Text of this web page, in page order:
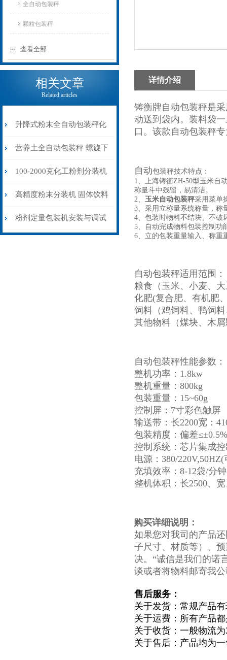
全自动包装秤
颗粒包装秤
查看全部
相关文章
Related articles
升降式粉末全自动包装秤化
工厂专用
营养土全自动包装秤 螺旋下
料不锈钢称重打包机
100-2000克化工粉剂分装机
螺旋下料品牌
高精度粉末分装机 固体饮料
粉末分装机器价格
粉剂定量包装机安装与调试
详情介绍
铸衡牌自动包装秤是
动送到袋内。装料袋
口。该款自动包装秤
自动包装秤技术特点：
1、上海铸衡ZH-50型玉米自
称量斗中残留，易清洁。
2、 玉米自动包装秤采用菜单
3、采用立称量系统称量，称
4、包装时物料不结块、不破
5、自动完成物料包装控制功
6、立的包装重量输入、称重
自动包装秤适用范围：
粮食（玉米、小麦、
化肥(复合肥、有机肥
饲料（鸡饲料、鸭饲
其他物料（煤块、木
自动包装秤性能参数：
整机功率：1.8kw
整机重量：800kg
包装重量：15~60g
控制屏：7寸彩色触屏
输送带：长2200宽：
包装精度：偏差≤±0.5%
控制系统：芯片集成
电源：380/220V,50HZ(
充填效率：8-12袋/分
整机体积：长2500、
购买详细说明：
如果您对我司的产品
子尺寸、材质等）、
决。“诚信是我们的诺
谈或者将物料邮寄我
售后服务：
关于发货：常规产品
关于运费：所有产品
关于收货：一般物流
关于售后：产品均为